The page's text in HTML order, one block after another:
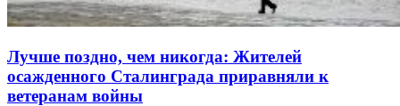
Лучше поздно, чем никогда: Жителей
осажденного Сталинграда приравняли к
ветеранам войны